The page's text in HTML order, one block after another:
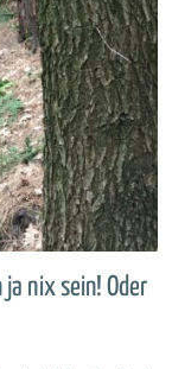
ja nix sein! Oder